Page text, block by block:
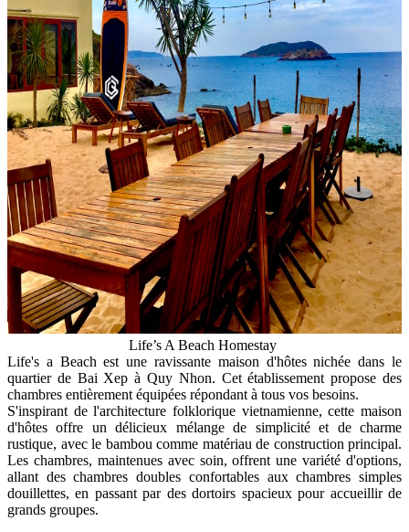
Life’s A Beach Homestay
Life's a Beach est une ravissante maison d'hôtes nichée dans le
quartier de Bai Xep à Quy Nhon. Cet établissement propose des
chambres entièrement équipées répondant à tous vos besoins.
S'inspirant de l'architecture folklorique vietnamienne, cette maison
d'hôtes offre un délicieux mélange de simplicité et de charme
rustique, avec le bambou comme matériau de construction principal.
Les chambres, maintenues avec soin, offrent une variété d'options,
allant des chambres doubles confortables aux chambres simples
douillettes, en passant par des dortoirs spacieux pour accueillir de
grands groupes.